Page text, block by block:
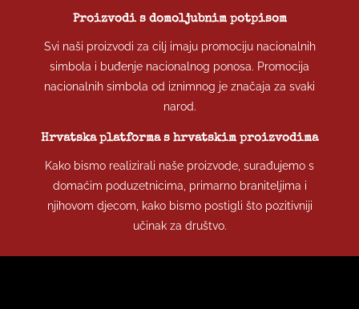
Proizvodi s domoljubnim potpisom
Svi naši proizvodi za cilj imaju promociju nacionalnih
simbola i buđenje nacionalnog ponosa. Promocija
nacionalnih simbola od iznimnog je značaja za svaki
narod.
Hrvatska platforma s hrvatskim proizvodima
Kako bismo realizirali naše proizvode, surađujemo s
domaćim poduzetnicima, primarno braniteljima i
njihovom djecom, kako bismo postigli što pozitivniji
učinak za društvo.